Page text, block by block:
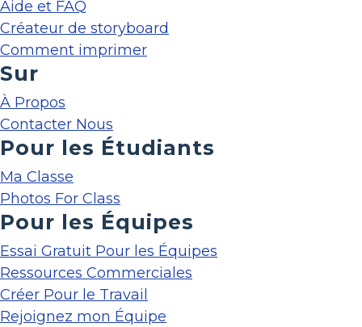
Aide et FAQ
Créateur de storyboard
Comment imprimer
Sur
À Propos
Contacter Nous
Pour les Étudiants
Ma Classe
Photos For Class
Pour les Équipes
Essai Gratuit Pour les Équipes
Ressources Commerciales
Créer Pour le Travail
Rejoignez mon Équipe